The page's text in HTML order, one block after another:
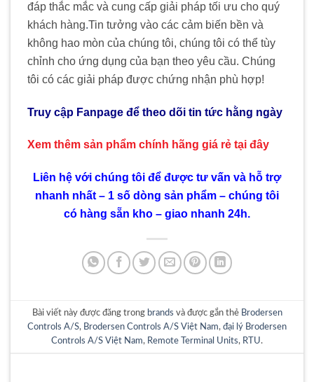
đáp thắc mắc và cung cấp giải pháp tối ưu cho quý
khách hàng.Tin tưởng vào các cảm biến bền và
không hao mòn của chúng tôi, chúng tôi có thể tùy
chỉnh cho ứng dụng của bạn theo yêu cầu. Chúng
tôi có các giải pháp được chứng nhận phù hợp!
Truy cập Fanpage để theo dõi tin tức hằng ngày
Xem thêm sản phẩm chính hãng giá rẻ tại đây
Liên hệ với chúng tôi để được tư vấn và hỗ trợ
nhanh nhất – 1 số dòng sản phẩm – chúng tôi
có hàng sẵn kho – giao nhanh 24h.
Bài viết này được đăng trong brands và được gắn thẻ Brodersen
Controls A/S, Brodersen Controls A/S Việt Nam, đại lý Brodersen
Controls A/S Việt Nam, Remote Terminal Units, RTU.